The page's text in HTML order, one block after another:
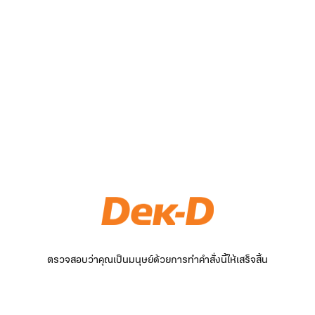
ตรวจสอบว่าคุณเป็นมนุษย์ด้วยการทำคำสั่งนี้ให้เสร็จสิ้น